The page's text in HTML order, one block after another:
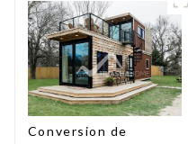
Conversion de